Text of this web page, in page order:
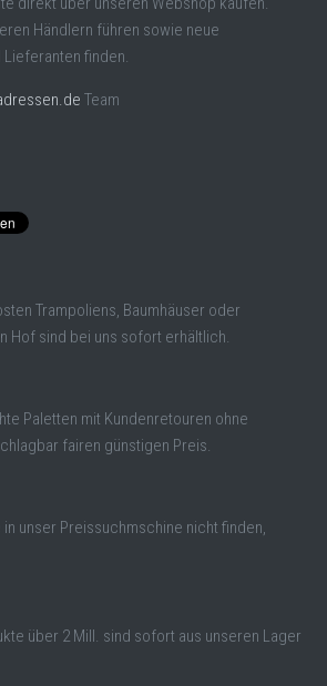
Händlern führen sowie neue
finden.
Team
Trampoliens, Baumhäuser oder
Hof sind bei uns sofort erhältlich.
Paletten mit Kundenretouren ohne
fairen günstigen Preis.
unser Preissuchmschine nicht finden,
über 2 Mill. sind sofort aus unseren Lager